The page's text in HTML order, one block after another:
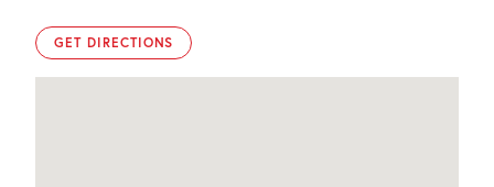
GET DIRECTIONS